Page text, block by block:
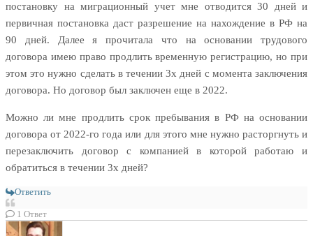
постановку на миграционный учет мне отводится 30 дней и
первичная постановка даст разрешение на нахождение в РФ на
90 дней. Далее я прочитала что на основании трудового
договора имею право продлить временную регистрацию, но при
этом это нужно сделать в течении 3х дней с момента заключения
договора. Но договор был заключен еще в 2022.
Можно ли мне продлить срок пребывания в РФ на основании
договора от 2022-го года или для этого мне нужно расторгнуть и
перезаключить договор с компанией в которой работаю и
обратиться в течении 3х дней?
Ответить
1 Ответ